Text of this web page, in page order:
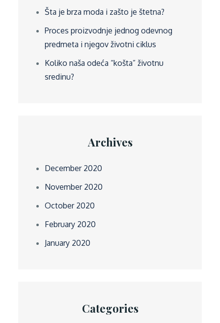
Šta je brza moda i zašto je štetna?
Proces proizvodnje jednog odevnog
predmeta i njegov životni ciklus
Koliko naša odeća “košta” životnu
sredinu?
Archives
December 2020
November 2020
October 2020
February 2020
January 2020
Categories